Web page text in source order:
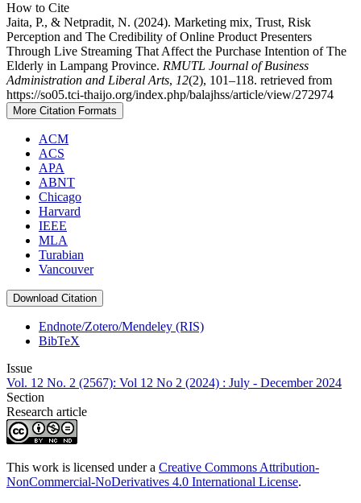
How to Cite
Jaita, P., & Netpradit, N. (2024). Marketing mix, Trust, Risk
Perception and The Credibility of Online Product Presenters
Through Live Streaming That Affect the Purchase Intention of The
Elderly in Lampang Province. RMUTL Journal of Business
Administration and Liberal Arts, 12(2), 101–118. retrieved from
https://so05.tci-thaijo.org/index.php/balajhss/article/view/272974
More Citation Formats
ACM
ACS
APA
ABNT
Chicago
Harvard
IEEE
MLA
Turabian
Vancouver
Download Citation
Endnote/Zotero/Mendeley (RIS)
BibTeX
Issue
Vol. 12 No. 2 (2567): Vol 12 No 2 (2024) : July - December 2024
Section
Research article
This work is licensed under a Creative Commons Attribution-
NonCommercial-NoDerivatives 4.0 International License.